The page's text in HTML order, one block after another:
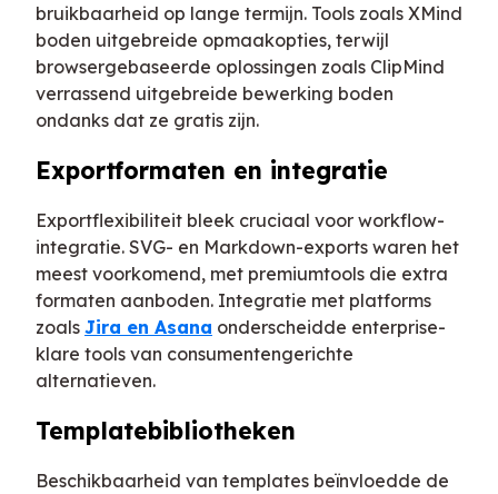
bruikbaarheid op lange termijn. Tools zoals XMind
boden uitgebreide opmaakopties, terwijl
browsergebaseerde oplossingen zoals ClipMind
verrassend uitgebreide bewerking boden
ondanks dat ze gratis zijn.
Exportformaten en integratie
Exportflexibiliteit bleek cruciaal voor workflow-
integratie. SVG- en Markdown-exports waren het
meest voorkomend, met premiumtools die extra
formaten aanboden. Integratie met platforms
zoals Jira en Asana onderscheidde enterprise-
klare tools van consumentengerichte
alternatieven.
Templatebibliotheken
Beschikbaarheid van templates beïnvloedde de